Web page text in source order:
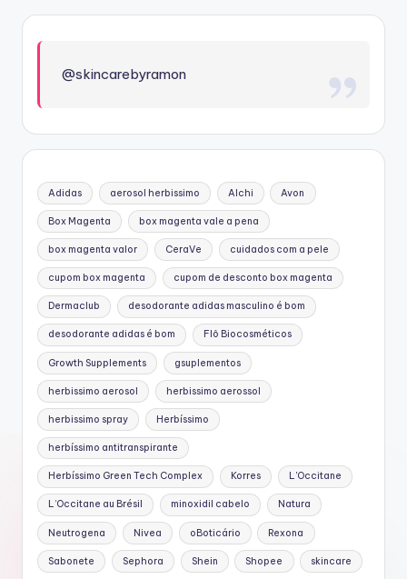
@skincarebyramon
Adidas aerosol herbissimo Alchi Avon
Box Magenta box magenta vale a pena
box magenta valor CeraVe cuidados com a pele
cupom box magenta cupom de desconto box magenta
Dermaclub desodorante adidas masculino é bom
desodorante adidas é bom Flô Biocosméticos
Growth Supplements gsuplementos
herbissimo aerosol herbissimo aerossol
herbissimo spray Herbíssimo
herbíssimo antitranspirante
Herbíssimo Green Tech Complex Korres L'Occitane
L’Occitane au Brésil minoxidil cabelo Natura
Neutrogena Nivea oBoticário Rexona
Sabonete Sephora Shein Shopee skincare